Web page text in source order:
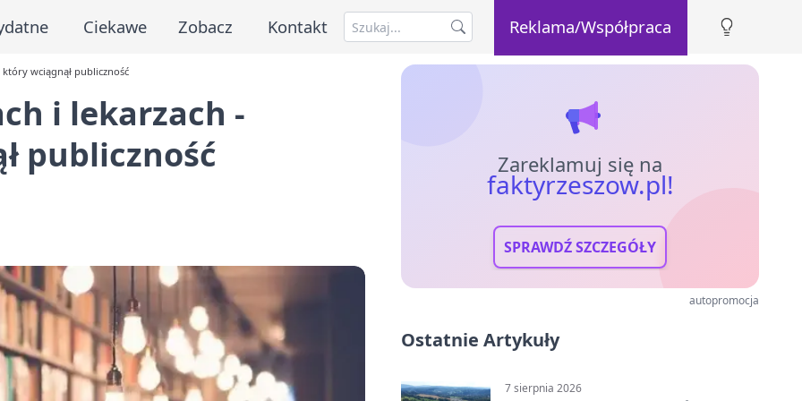
Ciekawe Zobacz Kontakt Reklama/Współpraca
wciągnął publiczność
i lekarzach -
publiczność
Zareklamuj się na
faktyrzeszow.pl!
SPRAWDŹ SZCZEGÓŁY
autopromocja
Ostatnie Artykuły
7 sierpnia 2026